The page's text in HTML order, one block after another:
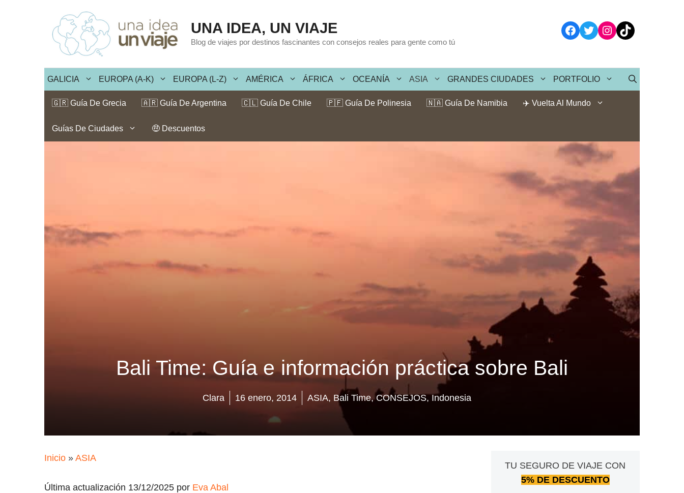
contenido
UNA IDEA, UN VIAJE
Blog de viajes por destinos fascinantes con consejos reales para gente como tú
Facebook
TwitterInstagram
TikTok
GALICIA EUROPA (A-K) EUROPA (L-Z) AMÉRICA ÁFRICA OCEANÍA ASIA GRANDES CIUDADES PORTFOLIO
🇬🇷 Guía De Grecia 🇦🇷 Guía De Argentina 🇨🇱 Guía De Chile 🇵🇫 Guía De Polinesia 🇳🇦 Guía De Namibia ✈️ Vuelta Al Mundo
Guías De Ciudades 🤑 Descuentos
Bali Time: Guía e información práctica sobre Bali
Clara 16 enero, 2014 ASIA, Bali Time,CONSEJOS,Indonesia
Inicio » ASIA
Última actualización 13/12/2025 por Eva Abal
TU SEGURO DE VIAJE CON
5% DE DESCUENTO